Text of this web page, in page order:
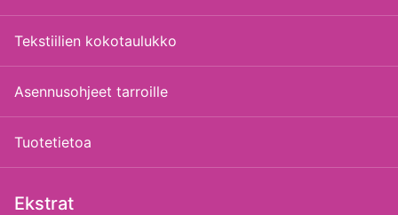
Tekstiilien kokotaulukko
Asennusohjeet tarroille
Tuotetietoa
Ekstrat